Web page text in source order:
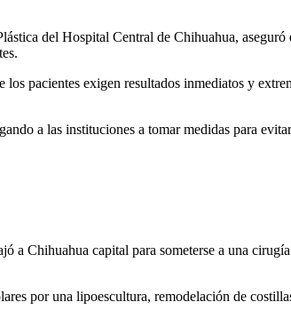
del Hospital Central de Chihuahua,
pacientes exigen resultados inmediatos y
a las instituciones a tomar medidas para
Chihuahua capital para someterse a una
por una lipoescultura, remodelación de